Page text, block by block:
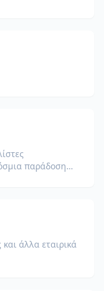
παράδοση
άλλα εταιρικά